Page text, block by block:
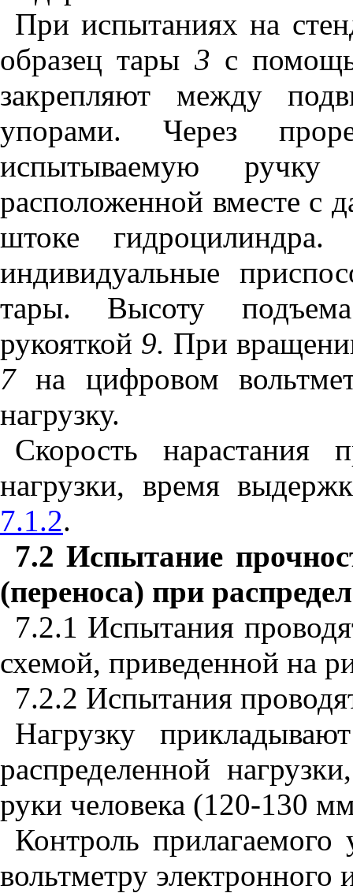
При испытаниях на
образец тары 3 с
закрепляют между
упорами. Через
испытываемую
расположенной вместе с
штоке
индивидуальные
тары. Высоту
рукояткой 9. При
7на цифровом
нагрузку.
Скорость нарастания
нагрузки, время
7.1.2.
7.2 Испытание
(переноса) при
7.2.1 Испытания
схемой, приведенной на
7.2.2 Испытания
Нагрузку
распределенной
руки человека (120-130
Контроль
вольтметру электронного